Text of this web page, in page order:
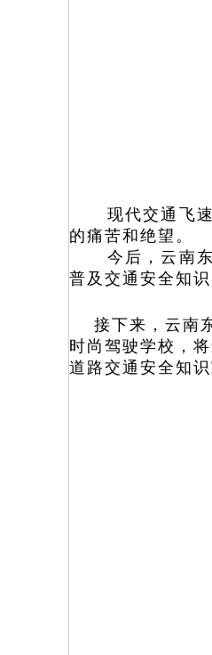
现代交通飞
的痛苦和绝望。
今后，云南
普及交通安全知
接下来，云南
时尚驾驶学校，
道路交通安全知